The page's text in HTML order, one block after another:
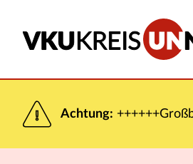
Achtung: